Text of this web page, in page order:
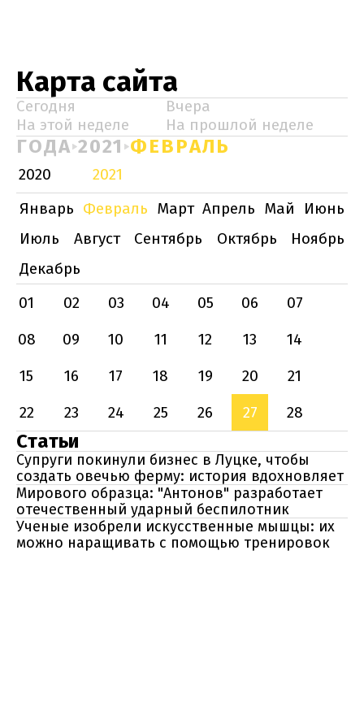
Карта сайта
Сегодня
Вчера
На этой неделе
На прошлой неделе
ГОДА 2021 ФЕВРАЛЬ
2020
2021
Январь Февраль Март Апрель Май
Июнь
Июль
Август Сентябрь Октябрь
Ноябрь
Декабрь
01
02 03 04 05 06
07
08
09 10 11 12 13
14
15
16 17 18 19 20
21
22
23 24 25 26 27 28
Статьи
Супруги покинули бизнес в Луцке, чтобы
создать овечью ферму: история вдохновляет
Мирового образца: "Антонов" разработает
отечественный ударный беспилотник
Ученые изобрели искусственные мышцы: их
можно наращивать с помощью тренировок